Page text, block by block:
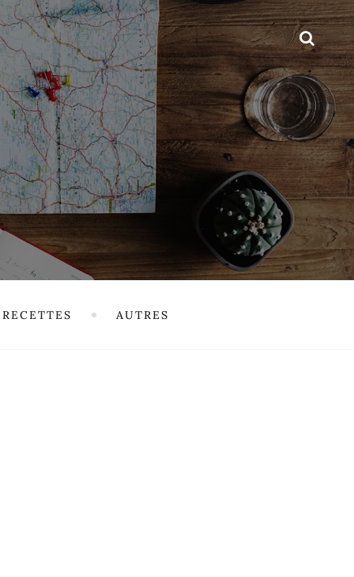
RECETTES AUTRES